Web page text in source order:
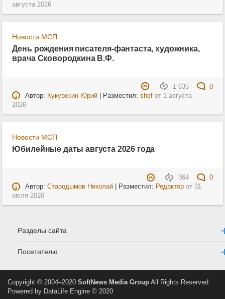
августа 2026
Новости МСП
День рождения писателя-фантаста, художника,
врача Сковородкина В.Ф.
1 635
0
Автор: Кукурекин Юрий| Разместил: shefот 1 августа
2026
Новости МСП
Юбилейные даты августа 2026 года
364
0
Автор: Стародымов Николай| Разместил: Редакторот 31
июля 2026
Разделы сайта
Посетителю
Copyright © 2004–2020 SoftNews Media Group All Rights Reserved.
Powered by DataLife Engine © 2020